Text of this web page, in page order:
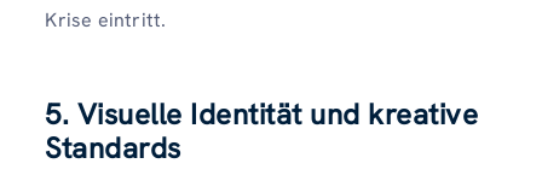
Krise eintritt.
5. Visuelle Identität und kreative
Standards